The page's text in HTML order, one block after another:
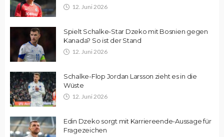
12. Juni 2026
Spielt Schalke-Star Dzeko mit Bosnien gegen
Kanada? So ist der Stand
12. Juni 2026
Schalke-Flop Jordan Larsson zieht es in die
Wüste
12. Juni 2026
Edin Dzeko sorgt mit Karriereende-Aussage für
Fragezeichen